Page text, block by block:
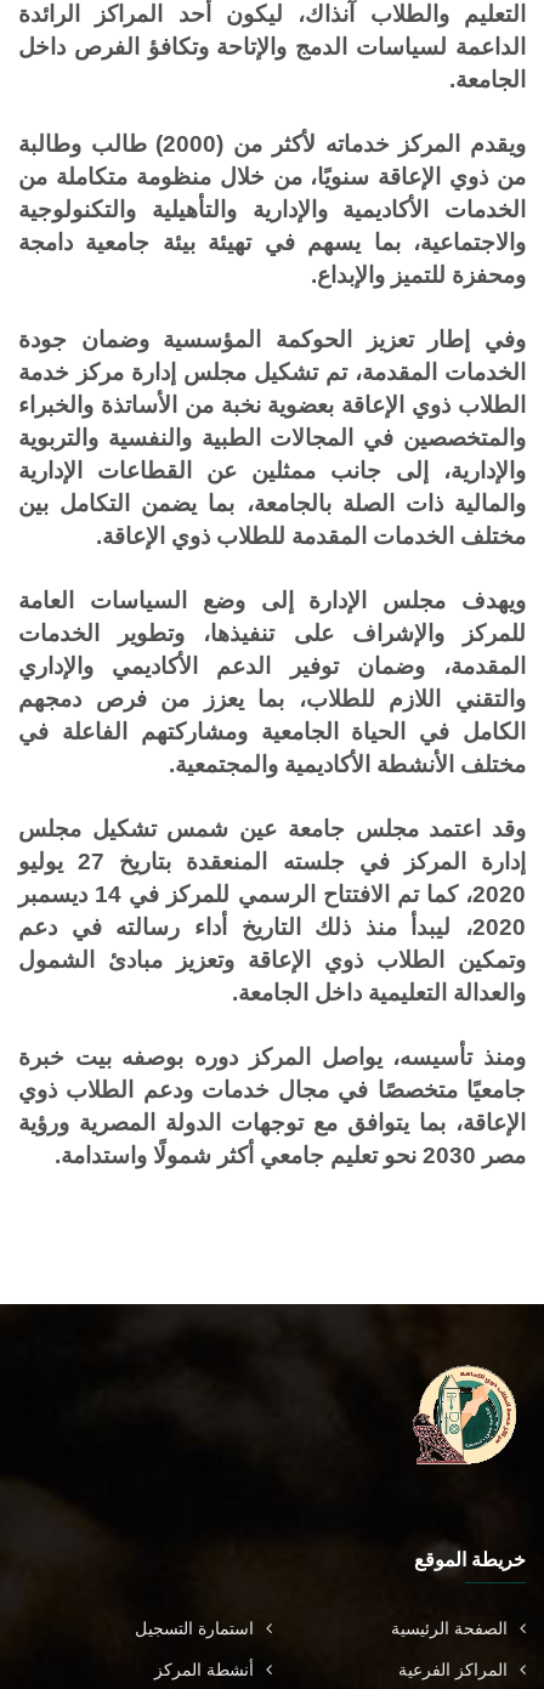
التعليم والطلاب آنذاك، ليكون أحد المراكز الرائدة
الداعمة لسياسات الدمج والإتاحة وتكافؤ الفرص داخل
الجامعة.
ويقدم المركز خدماته لأكثر من (2000) طالب وطالبة
من ذوي الإعاقة سنويًا، من خلال منظومة متكاملة من
الخدمات الأكاديمية والإدارية والتأهيلية والتكنولوجية
والاجتماعية، بما يسهم في تهيئة بيئة جامعية دامجة
ومحفزة للتميز والإبداع.
وفي إطار تعزيز الحوكمة المؤسسية وضمان جودة
الخدمات المقدمة، تم تشكيل مجلس إدارة مركز خدمة
الطلاب ذوي الإعاقة بعضوية نخبة من الأساتذة والخبراء
والمتخصصين في المجالات الطبية والنفسية والتربوية
والإدارية، إلى جانب ممثلين عن القطاعات الإدارية
والمالية ذات الصلة بالجامعة، بما يضمن التكامل بين
مختلف الخدمات المقدمة للطلاب ذوي الإعاقة.
ويهدف مجلس الإدارة إلى وضع السياسات العامة
للمركز والإشراف على تنفيذها، وتطوير الخدمات
المقدمة، وضمان توفير الدعم الأكاديمي والإداري
والتقني اللازم للطلاب، بما يعزز من فرص دمجهم
الكامل في الحياة الجامعية ومشاركتهم الفاعلة في
مختلف الأنشطة الأكاديمية والمجتمعية.
وقد اعتمد مجلس جامعة عين شمس تشكيل مجلس
إدارة المركز في جلسته المنعقدة بتاريخ 27 يوليو
2020، كما تم الافتتاح الرسمي للمركز في 14 ديسمبر
2020، ليبدأ منذ ذلك التاريخ أداء رسالته في دعم
وتمكين الطلاب ذوي الإعاقة وتعزيز مبادئ الشمول
والعدالة التعليمية داخل الجامعة.
ومنذ تأسيسه، يواصل المركز دوره بوصفه بيت خبرة
جامعيًا متخصصًا في مجال خدمات ودعم الطلاب ذوي
الإعاقة، بما يتوافق مع توجهات الدولة المصرية ورؤية
مصر 2030 نحو تعليم جامعي أكثر شمولًا واستدامة
.
خريطة الموقع
الصفحة الرئيسية استمارة التسجيل
المراكز الفرعية أنشطة المركز